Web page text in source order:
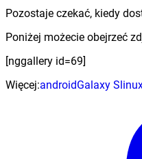
Pozostaje czekać, kiedy
Poniżej możecie obejrzeć
[nggallery id=69]
Więcej:androidGalaxy S